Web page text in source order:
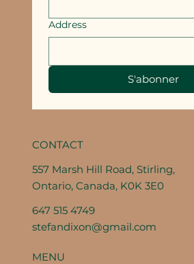
Address
S'abonner
CONTACT
557 Marsh Hill Road, Stirling,
Ontario, Canada, K0K 3E0
647 515 4749
stefandixon@gmail.com
MENU